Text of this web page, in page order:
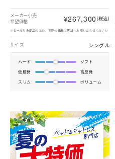
メーカー小売
希望価格
¥267,300 (税込)
※セール対象商品のため、実際の価格は店舗へお問い合わせください
サイズ シングル
ハード
ソフト
低反発
高反発
スリム
ボリューム